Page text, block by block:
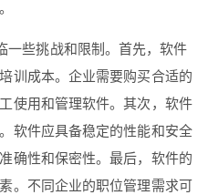
一些挑战和限制。首先，软件
训成本。企业需要购买合适的
使用和管理软件。其次，软件
软件应具备稳定的性能和安全
确性和保密性。最后，软件的
。不同企业的职位管理需求可